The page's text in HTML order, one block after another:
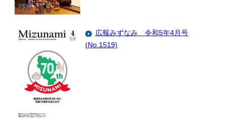
広報みずなみ 令和5年4月号
(No.1519)